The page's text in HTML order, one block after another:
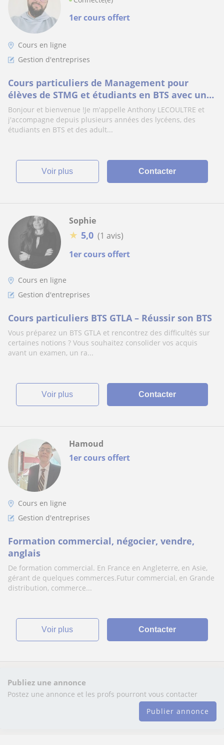
1er cours offert
Cours en ligne
Gestion d'entreprises
Cours particuliers de Management pour
élèves de STMG et étudiants en BTS avec un
enseignant expérimenté
Bonjour et bienvenue !Je m'appelle Anthony LECOULTRE et
j'accompagne depuis plusieurs années des lycéens, des
étudiants en BTS et des adult...
voir plus Contacter
1er cours offert
Sophie
★ 5,0 (1 avis)
Cours en ligne
Gestion d'entreprises
Cours particuliers BTS GTLA – Réussir son BTS
Vous préparez un BTS GTLA et rencontrez des difficultés sur
certaines notions ? Vous souhaitez consolider vos acquis
avant un examen, un ra...
voir plus Contacter
1er cours offert
Hamoud
Cours en ligne
Gestion d'entreprises
Formation commercial, négocier, vendre,
anglais
De formation commercial. En France en Angleterre, en Asie,
gérant de quelques commerces.Futur commercial, en Grande
distribution, commerce...
voir plus Contacter
Publiez une annonce
Postez une annonce et les profs pourront vous contacter
Publier annonce